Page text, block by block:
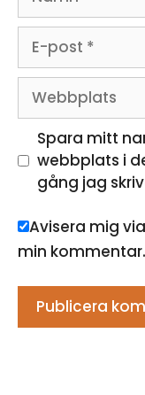
post
Webbplats
Spara mitt
webbplats i
gång jag
Avisera mig
min kommentar.